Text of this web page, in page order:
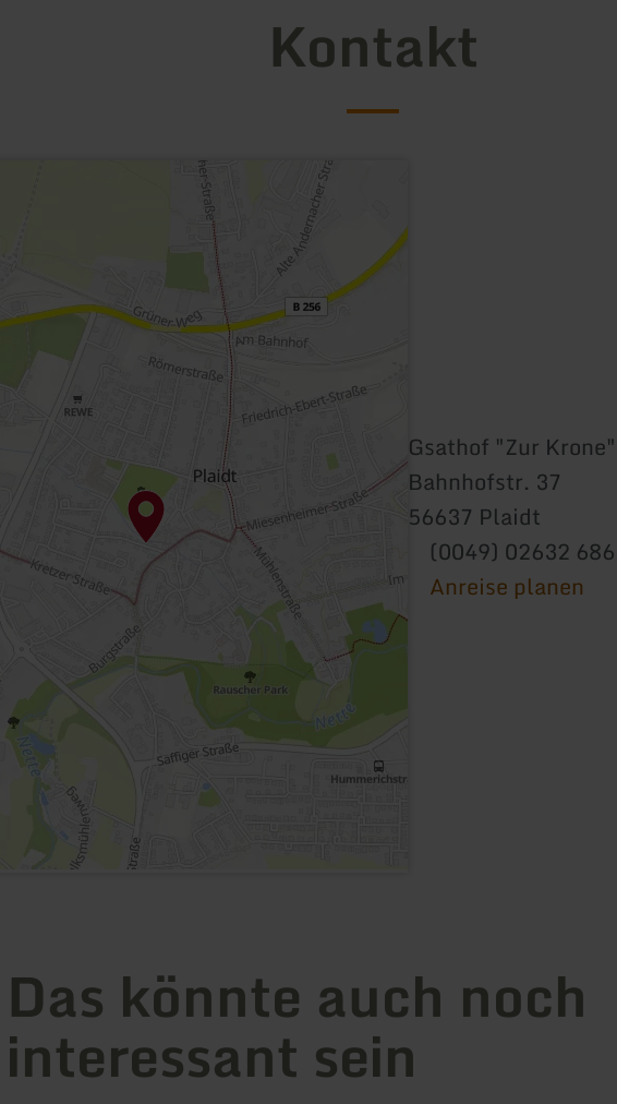
Kontakt
Gsathof "Zur Krone"
Bahnhofstr. 37
56637 Plaidt
(0049) 02632
Anreise planen
Das könnte auch noch
interessant sein